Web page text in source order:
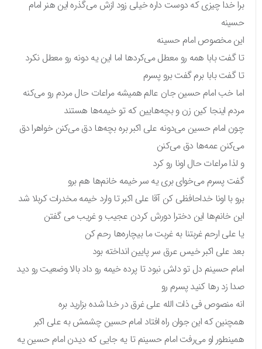
برا خدا چیزی که دوست داره خیلی زود ازش می‌گذره این هنر امام
حسینه
این مخصوص امام حسینه
تا گفت بابا همه رو معطل می‌کردها اما این یه دونه رو معطل نکرد
تا گفت بابا برم گفت برو پسرم
اما خب امام حسین جان عالم همیشه مراعات حال مردم رو می‌کنه
مردم اینجا کین زن و بچه‌هایین که تو خیمه‌ها هستند
چون امام حسین می‌دونه علی اکبر بره بچه‌ها دق می‌کنن خواهرا دق
می‌کنن عمه‌ها دق می‌کنن
و لذا مراعات حال اونا رو کرد
گفت پسرم می‌خوای بری یه سر خیمه خانم‌ها هم برو
برو با اونا خداحافظی کن آقا علی اکبر تا وارد خیمه مخدرات کربلا شد
این خانم‌ها این دخترا دورش کردن عجیب و غریب می گفتن
یا علی ارحم غربتنا به غربت ما بیچاره‌ها رحم کن
بعد علی اکبر خیس عرق سر پایین انداخته بود
امام حسینم دل تو دلش نبود تا پرده خیمه رو داد بالا وضعیت رو دید
صدا زد رها کنید پسرم رو
انه منصوص فی ذات الله علی غرق در خدا شده بزارید بره
همچنین که این جوان راه افتاد امام حسین چشمش به علی اکبر
همینطور او می‌رفت امام حسینم تا یه جایی که دیدن امام حسین یه